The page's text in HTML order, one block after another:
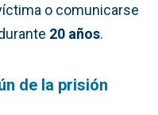
o comunicarse
20 años.
de la prisión